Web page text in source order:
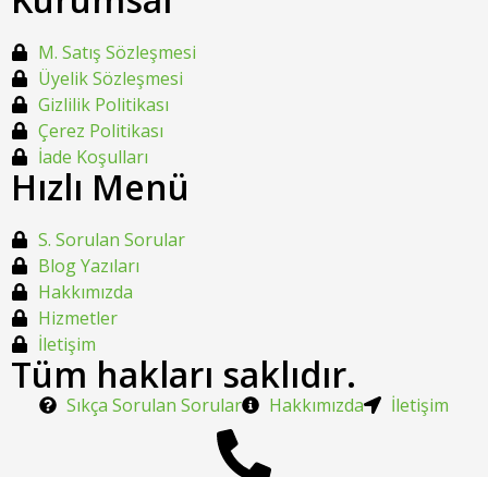
M. Satış Sözleşmesi
Üyelik Sözleşmesi
Gizlilik Politikası
Çerez Politikası
İade Koşulları
Hızlı Menü
S. Sorulan Sorular
Blog Yazıları
Hakkımızda
Hizmetler
İletişim
Tüm hakları saklıdır.
Sıkça Sorulan Sorular Hakkımızda İletişim